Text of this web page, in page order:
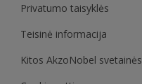
Privatumo taisyklės
Teisinė informacija
Kitos AkzoNobel svetainės